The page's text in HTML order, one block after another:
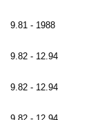
9.81 - 1988
9.82 - 12.94
9.82 - 12.94